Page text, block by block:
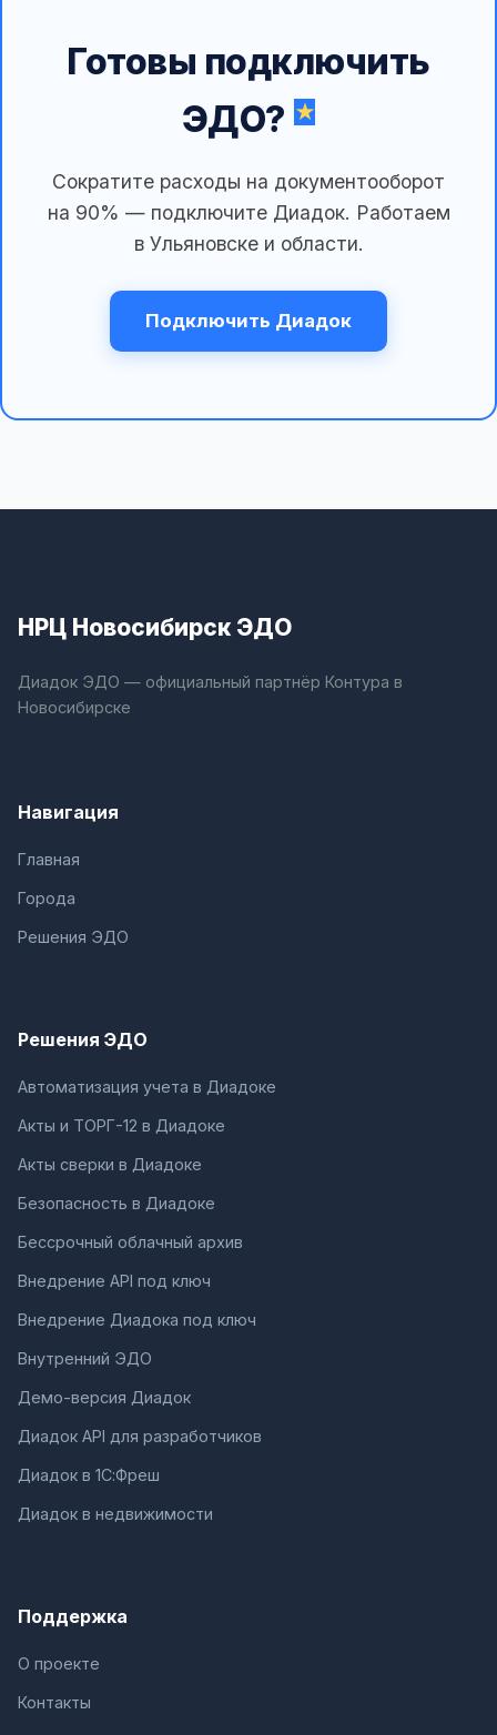
Готовы подключить
ЭДО?
Сократите расходы на документооборот
на 90% — подключите Диадок. Работаем
в Ульяновске и области.
Подключить Диадок
НРЦ Новосибирск ЭДО
Диадок ЭДО — официальный партнёр Контура в
Новосибирске
Навигация
Главная
Города
Решения ЭДО
Решения ЭДО
Автоматизация учета в Диадоке
Акты и ТОРГ-12 в Диадоке
Акты сверки в Диадоке
Безопасность в Диадоке
Бессрочный облачный архив
Внедрение API под ключ
Внедрение Диадока под ключ
Внутренний ЭДО
Демо-версия Диадок
Диадок API для разработчиков
Диадок в 1С:Фреш
Диадок в недвижимости
Поддержка
О проекте
Контакты